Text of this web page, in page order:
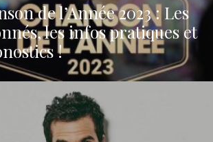
de l’Année 2023 : Les
les infos pratiques et
!